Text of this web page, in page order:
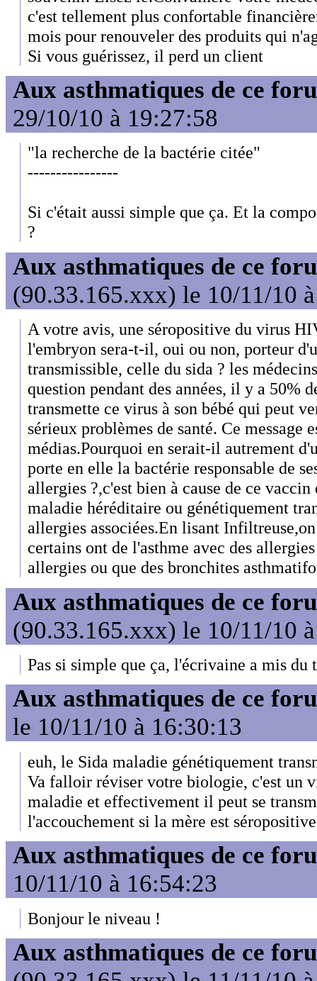
c'est tellement plus confortable
mois pour renouveler des produits qui
Si vous guérissez, il perd un client
Aux asthmatiques de ce
29/10/10 à 19:27:58
"la recherche de la bactérie citée"
----------------
Si c'était aussi simple que ça. Et la
?
Aux asthmatiques de ce
(90.33.165.xxx) le 10/11/10
A votre avis, une séropositive du virus
l'embryon sera-t-il, oui ou non, porteur
transmissible, celle du sida ? les
question pendant des années, il y a 50%
transmette ce virus à son bébé qui peut
sérieux problèmes de santé. Ce message
médias.Pourquoi en serait-il autrement
porte en elle la bactérie responsable de
allergies ?,c'est bien à cause de ce
maladie héréditaire ou génétiquement
allergies associées.En lisant
certains ont de l'asthme avec des
allergies ou que des bronchites
Aux asthmatiques de ce
(90.33.165.xxx) le 10/11/10
Pas si simple que ça, l'écrivaine a mis
Aux asthmatiques de ce
le 10/11/10 à 16:30:13
euh, le Sida maladie génétiquement
Va falloir réviser votre biologie, c'est un
maladie et effectivement il peut se
l'accouchement si la mère est
Aux asthmatiques de ce
10/11/10 à 16:54:23
Bonjour le niveau !
Aux asthmatiques de ce